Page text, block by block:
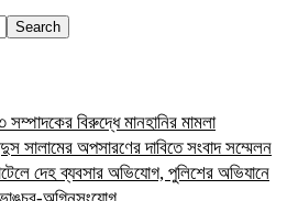
Search
বিরুদ্ধে মানহানির মামলা
সালামের অপসারণের দাবিতে সংবাদ সম্মেলন
দেহ ব্যবসার অভিযোগ, পুলিশের অভিযানে